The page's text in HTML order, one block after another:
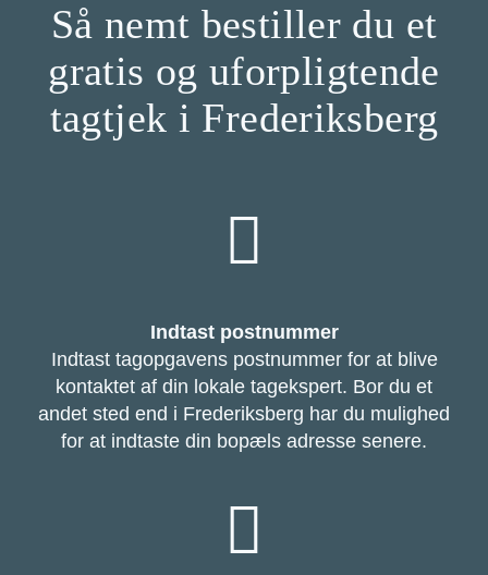
Så nemt bestiller du et
gratis og uforpligtende
tagtjek i Frederiksberg
Indtast postnummer
Indtast tagopgavens postnummer for at blive
kontaktet af din lokale tagekspert. Bor du et
andet sted end i Frederiksberg har du mulighed
for at indtaste din bopæls adresse senere.